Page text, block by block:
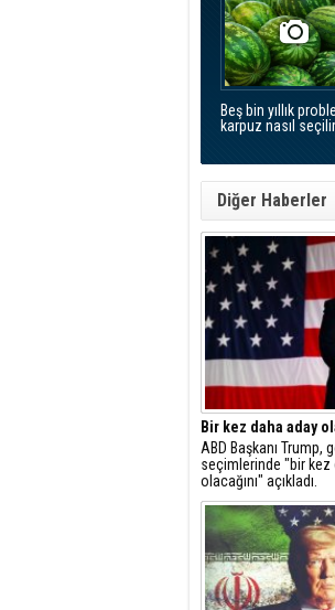
Beş bin yıllık
karpuz nasıl seçilir
Diğer Haberler
Bir kez daha aday
ABD Başkanı Trump,
seçimlerinde "bir kez
olacağını" açıkladı.